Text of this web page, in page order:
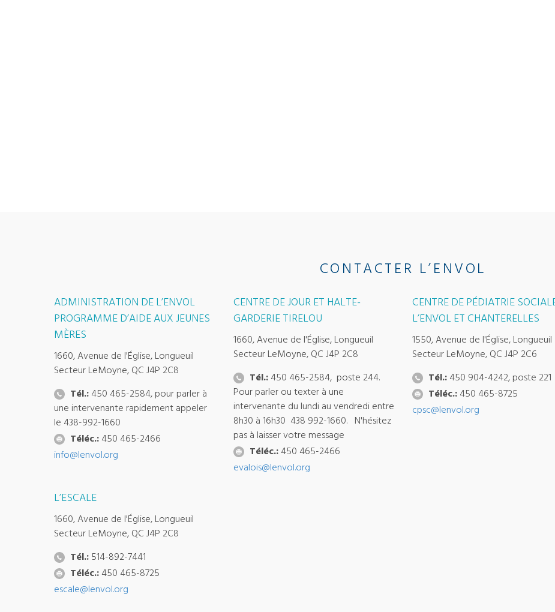
CONTACTER L’ENVOL
ADMINISTRATION DE L’ENVOL
PROGRAMME D’AIDE AUX JEUNES
MÈRES
1660, Avenue de l'Église, Longueuil
Secteur LeMoyne, QC J4P 2C8
Tél.: 450 465-2584, pour parler à
une intervenante rapidement appeler
le 438-992-1660
Téléc.: 450 465-2466
info@lenvol.org
CENTRE DE JOUR ET HALTE-
GARDERIE TIRELOU
1660, Avenue de l'Église, Longueuil
Secteur LeMoyne, QC J4P 2C8
Tél.:450 465-2584, poste 244.
Pour parler ou texter à une
intervenante du lundi au vendredi entre
8h30 à 16h30 438 992-1660. N'hésitez
pas à laisser votre message
Téléc.:450 465-2466
evalois@lenvol.org
CENTRE DE PÉDIATRIE
L’ENVOL ET CHANTERELLES
1550, Avenue de l'Église, Longueuil
Secteur LeMoyne, QC J4P 2C6
Tél.: 450 904-4242, poste 221
Téléc.: 450 465-8725
cpsc@lenvol.org
L’ESCALE
1660, Avenue de l'Église, Longueuil
Secteur LeMoyne, QC J4P 2C8
Tél.: 514-892-7441
Téléc.: 450 465-8725
escale@lenvol.org